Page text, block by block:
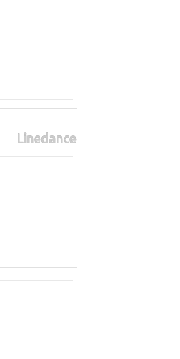
Linedance